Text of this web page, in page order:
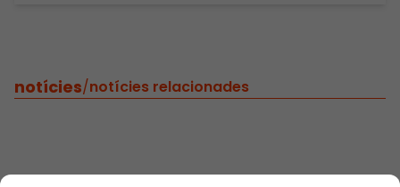
educatiu. Però, quin tipus de beques i […]
notícies/notícies relacionades